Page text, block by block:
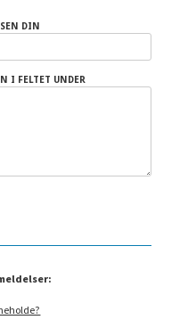
DIN
I FELTET UNDER